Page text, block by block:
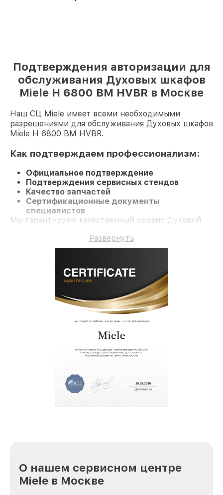
Подтверждения авторизации для
обслуживания Духовых шкафов
Miele H 6800 BM HVBR в Москве
Наш СЦ Miele имеет всеми необходимыми
разрешениями для обслуживания Духовых шкафов
Miele H 6800 BM HVBR.
Как подтверждаем профессионализм:
Официальное подтверждение
Подтверждения сервисных стендов
Качество запчастей
Сертификационные документы
специалистов
Мы гарантируем качественный сервис Духовой
Развернуть
О нашем сервисном центре
Miele в Москве